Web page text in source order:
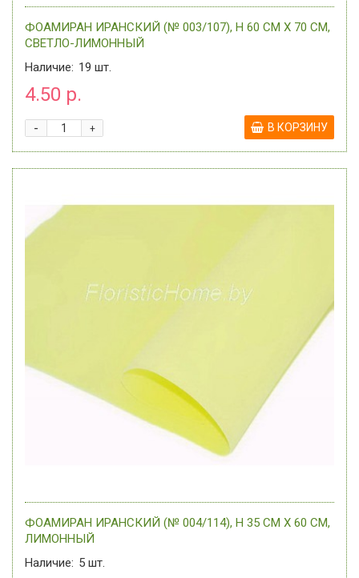
ФОАМИРАН ИРАНСКИЙ (№ 003/107), H 60 СМ Х 70 СМ,
СВЕТЛО-ЛИМОННЫЙ
Наличие: 19 шт.
4.50 р.
+
- В КОРЗИНУ
ФОАМИРАН ИРАНСКИЙ (№ 004/114), H 35 СМ Х 60 СМ,
ЛИМОННЫЙ
Наличие: 5 шт.